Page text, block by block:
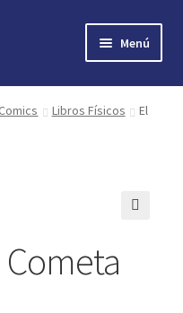
Menú
Libros Físicos
El
Cometa